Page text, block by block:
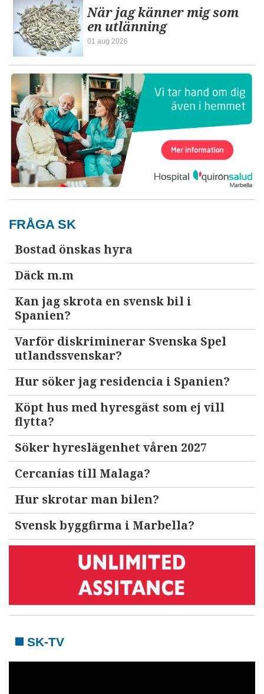
När jag känner mig som
en utlänning
01 aug 2026
FRÅGA SK
Bostad önskas hyra
Däck m.m
Kan jag skrota en svensk bil i
Spanien?
Varför diskriminerar Svenska Spel
utlandssvenskar?
Hur söker jag residencia i Spanien?
Köpt hus med hyresgäst som ej vill
flytta?
Söker hyreslägenhet våren 2027
Cercanías till Malaga?
Hur skrotar man bilen?
Svensk byggfirma i Marbella?
SK-TV